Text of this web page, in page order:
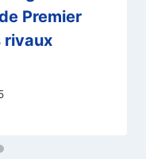
Premier
rivaux